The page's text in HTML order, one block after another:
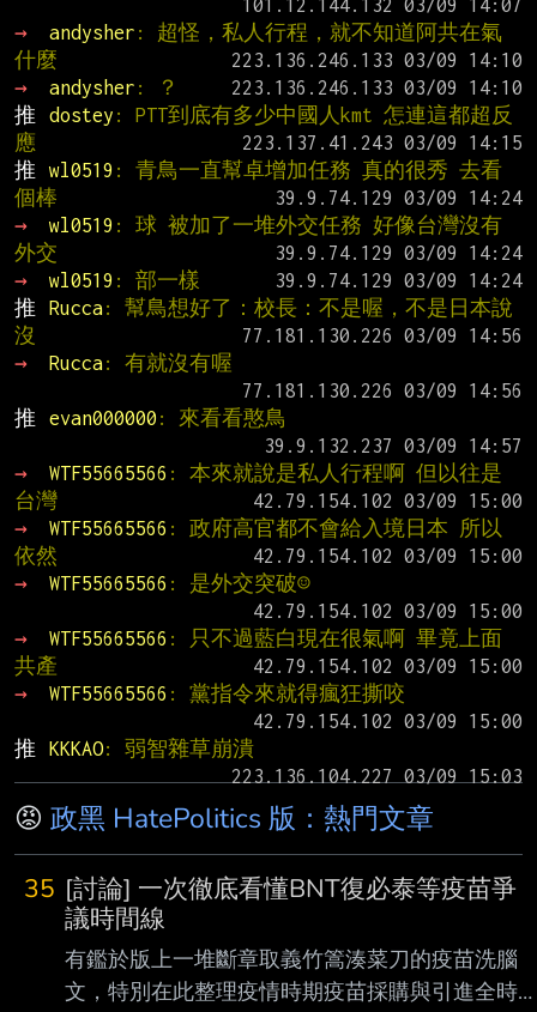
→
andysher : 超怪，私人行程，就不知道阿共在氣
什麼
→
andysher : ？
推
dostey : PTT到底有多少中國人kmt 怎連這都超反
應
推
wl0519 : 青鳥一直幫卓增加任務 真的很秀 去看
個棒
→
wl0519 : 球 被加了一堆外交任務 好像台灣沒有
外交
→
wl0519 : 部一樣
推
Rucca: 幫鳥想好了：校長：不是喔，不是日本說
沒
→
Rucca: 有就沒有喔
推
evan000000 : 來看看憨鳥
→
WTF55665566 : 本來就說是私人行程啊 但以往是
台灣
→
WTF55665566 : 政府高官都不會給入境日本 所以
依然
→
WTF55665566 : 是外交突破☺
→
WTF55665566 : 只不過藍白現在很氣啊 畢竟上面
共產
→
WTF55665566 : 黨指令來就得瘋狂撕咬
推
KKKAO: 弱智雜草崩潰
😡 政黑 HatePolitics 版：熱門文章
35 [討論] 一次徹底看懂BNT復必泰等疫苗爭
議時間線
有鑑於版上一堆斷章取義竹篙湊菜刀的疫苗洗腦
文，特別在此整理疫情時期疫苗採購與引進全時